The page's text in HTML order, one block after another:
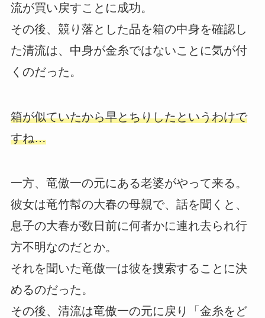
流が買い戻すことに成功。
その後、競り落とした品を箱の中身を確認し
た清流は、中身が金糸ではないことに気が付
くのだった。
箱が似ていたから早とちりしたというわけで
すね…
一方、竜傲一の元にある老婆がやって来る。
彼女は竜竹幇の大春の母親で、話を聞くと、
息子の大春が数日前に何者かに連れ去られ行
方不明なのだとか。
それを聞いた竜傲一は彼を捜索することに決
めるのだった。
その後、清流は竜傲一の元に戻り「金糸をど